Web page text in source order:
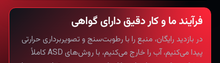
فرآیند ما و کار دقیق دارای گواهی
در بازدید رایگان، منبع را با رطوبت‌سنج و تصویربرداری حرارتی
پیدا می‌کنیم، آب را خارج می‌کنیم، با روش‌های ASD کاملاً